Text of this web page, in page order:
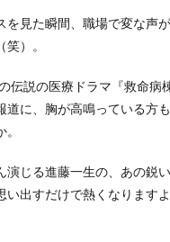
を見た瞬間、職場で変な声
）。
伝説の医療ドラマ『救命病
道に、胸が高鳴っている方
演じる進藤一生の、あの鋭
い出すだけで熱くなりますよ